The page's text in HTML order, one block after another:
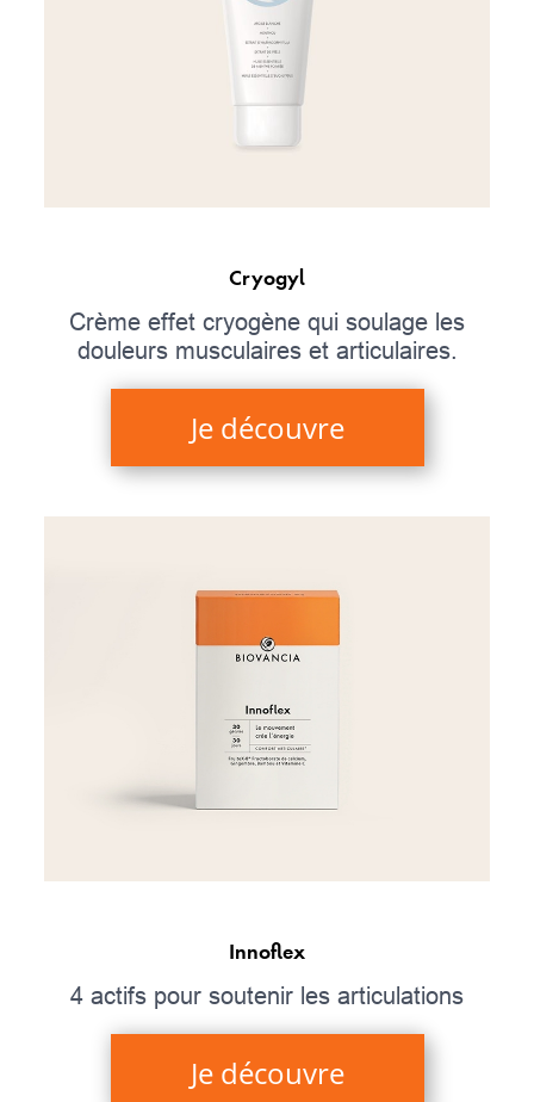
Cryogyl
Crème effet cryogène qui soulage les
douleurs musculaires et articulaires.
Je découvre
Innoflex
4 actifs pour soutenir les articulations
Je découvre